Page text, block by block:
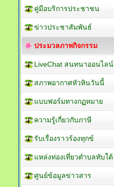
คู่มือบริการประชาชน
ข่าวประชาสัมพันธ์
ประมวลภาพกิจกรรม
LiveChat สนทนาออนไลน์
สภาพอากาศหัวหินวันนี้
แบบฟอร์มทางกฏหมาย
ความรู้เกี่ยวกับภาษี
รับเรื่องราวร้องทุกข์
แหล่งท่องเที่ยวตำบลทับใต้
ศูนย์ข้อมูลข่าวสาร